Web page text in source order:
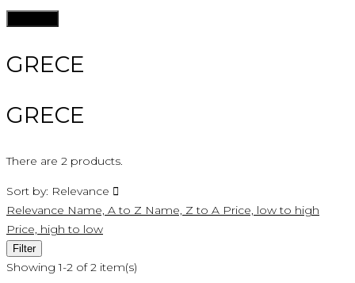
GRECE
GRECE
There are 2 products.
Sort by: Relevance 
Relevance Name, A to Z Name, Z to A Price, low to high
Price, high to low
Filter
Showing 1-2 of 2 item(s)